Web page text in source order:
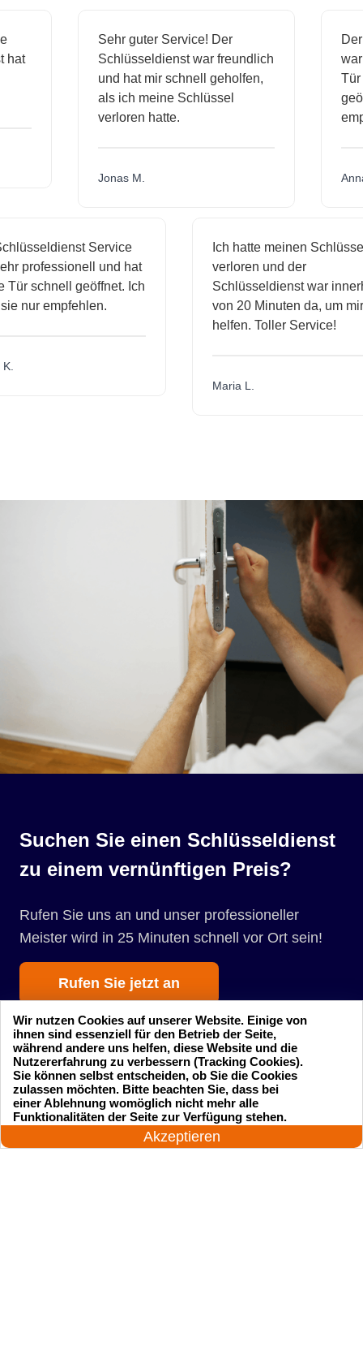
hat
Sehr guter Service! Der
Schlüsseldienst war freundlich
und hat mir schnell geholfen,
als ich meine Schlüssel
verloren hatte.
Jonas M.
Service
professionell und hat
schnell geöffnet. Ich
nur empfehlen.
Ich hatte meinen Schlüssel
verloren und der
Schlüsseldienst war
von 20 Minuten da, um mir
helfen. Toller Service!
Maria L.
Suchen Sie einen Schlüsseldienst
zu einem vernünftigen Preis?
Rufen Sie uns an und unser professioneller
Meister wird in 25 Minuten schnell vor Ort sein!
Rufen Sie jetzt an
Startseite Einsatzgebiete
Preise
24 Stunden am Tag
Akzeptieren
Wir nutzen Cookies auf unserer Website. Einige von
ihnen sind essenziell für den Betrieb der Seite,
während andere uns helfen, diese Website und die
Nutzererfahrung zu verbessern (Tracking Cookies).
Sie können selbst entscheiden, ob Sie die Cookies
zulassen möchten. Bitte beachten Sie, dass bei
einer Ablehnung womöglich nicht mehr alle
Funktionalitäten der Seite zur Verfügung stehen.